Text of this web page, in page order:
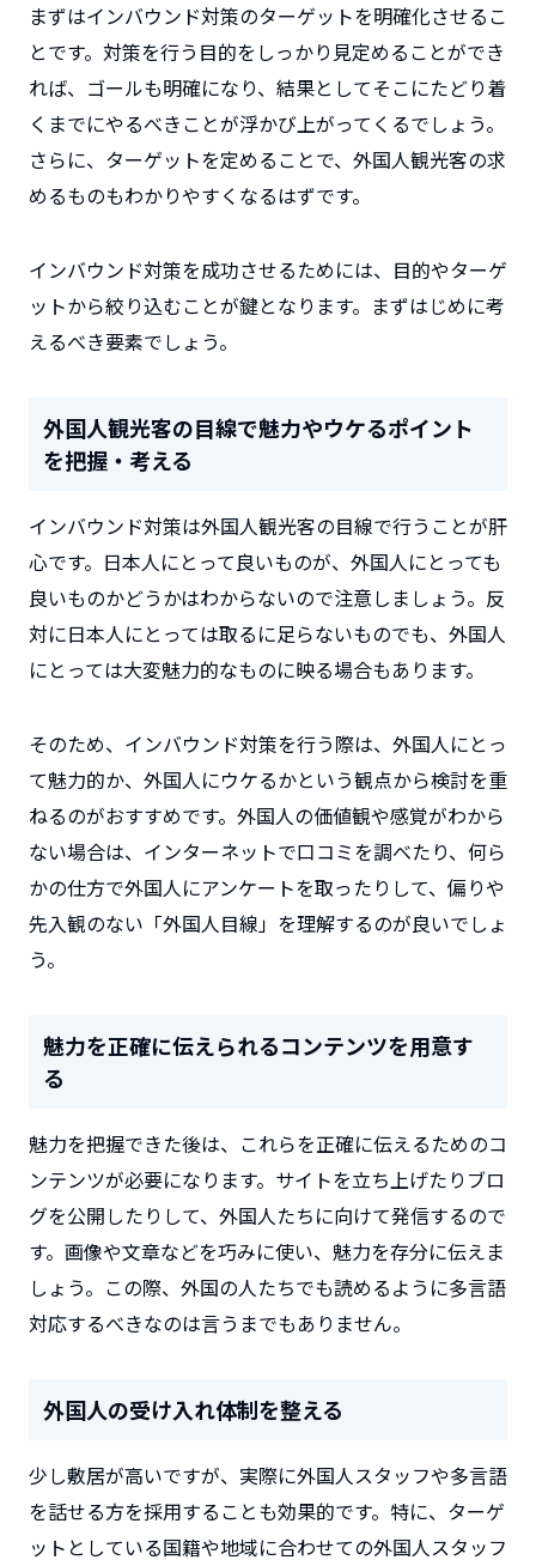
まずはインバウンド対策のターゲットを明確化させるこ
とです。対策を行う目的をしっかり見定めることができ
れば、ゴールも明確になり、結果としてそこにたどり着
くまでにやるべきことが浮かび上がってくるでしょう。
さらに、ターゲットを定めることで、外国人観光客の求
めるものもわかりやすくなるはずです。
インバウンド対策を成功させるためには、目的やターゲ
ットから絞り込むことが鍵となります。まずはじめに考
えるべき要素でしょう。
外国人観光客の目線で魅力やウケるポイント
を把握・考える
インバウンド対策は外国人観光客の目線で行うことが肝
心です。日本人にとって良いものが、外国人にとっても
良いものかどうかはわからないので注意しましょう。反
対に日本人にとっては取るに足らないものでも、外国人
にとっては大変魅力的なものに映る場合もあります。
そのため、インバウンド対策を行う際は、外国人にとっ
て魅力的か、外国人にウケるかという観点から検討を重
ねるのがおすすめです。外国人の価値観や感覚がわから
ない場合は、インターネットで口コミを調べたり、何ら
かの仕方で外国人にアンケートを取ったりして、偏りや
先入観のない「外国人目線」を理解するのが良いでしょ
う。
魅力を正確に伝えられるコンテンツを用意す
る
魅力を把握できた後は、これらを正確に伝えるためのコ
ンテンツが必要になります。サイトを立ち上げたりブロ
グを公開したりして、外国人たちに向けて発信するので
す。画像や文章などを巧みに使い、魅力を存分に伝えま
しょう。この際、外国の人たちでも読めるように多言語
対応するべきなのは言うまでもありません。
外国人の受け入れ体制を整える
少し敷居が高いですが、実際に外国人スタッフや多言語
を話せる方を採用することも効果的です。特に、ターゲ
ットとしている国籍や地域に合わせての外国人スタッフ